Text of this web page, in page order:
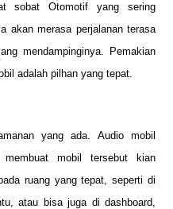
sobat Otomotif yang sering
akan merasa perjalanan terasa
mendampinginya. Pemakian
adalah pilhan yang tepat.
yang ada. Audio mobil
mobil tersebut kian
ruang yang tepat, seperti di
atau bisa juga di dashboard,